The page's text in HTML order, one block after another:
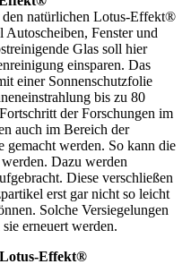
natürlichen Lotus-Effekt®
Fenster und
Glas soll hier
einsparen. Das
einer Sonnenschutzfolie
bis zu 80
der Forschungen im
auch im Bereich der
gemacht werden. So kann die
Dazu werden
Diese verschließen
erst gar nicht so leicht
Solche Versiegelungen
erneuert werden.
Effekt®